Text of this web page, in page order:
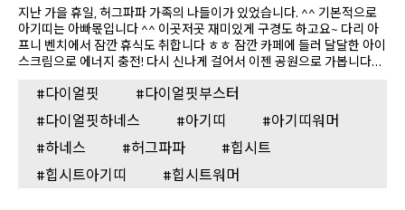
지난 가을 휴일, 허그파파 가족의 나들이가 있었습니다. ^^ 기본적으로
아기띠는 아빠몫입니다 ^^ 이곳저곳 재미있게 구경도 하고요~ 다리 아
프니 벤치에서 잠깐 휴식도 취합니다 ㅎㅎ 잠깐 카페에 들러 달달한 아이
스크림으로 에너지 충전! 다시 신나게 걸어서 이젠 공원으로 가봅니다~
렁할 수 있으니 아기띠 워머가 필수!! 공원 잔디밭에서 다이얼핏 하네스
로 아장아장 걸음마 연습 시작~ 다이얼핏 하네스로 걸으니 걸음마 배우
기 너무 쉬워요! 휴 이제 충분히 걸음마는 연습한 것 같아요..^^; 지친 동
생 대신 장난꾸러기 오빠가 다이얼핏 하네스로 아빠에게 쉴 틈을 주지 않
아요! 이제 신나게 놀고 집으로 갈 시간~ 허그파파 다이얼핏 힙시트 아기
띠와 다이얼핏 부스터로 허그파파…
#다이얼핏
#다이얼핏부스터
#다이얼핏하네스
#아기띠
#아기띠워머
#하네스
#허그파파
#힙시트
#힙시트아기띠
#힙시트워머